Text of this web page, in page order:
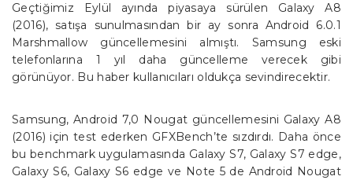
Geçtiğimiz Eylül ayında piyasaya sürülen Galaxy A8
(2016), satışa sunulmasından bir ay sonra Android 6.0.1
Marshmallow güncellemesini almıştı. Samsung eski
telefonlarına 1 yıl daha güncelleme verecek gibi
görünüyor. Bu haber kullanıcıları oldukça sevindirecektir.
Samsung, Android 7,0 Nougat güncellemesini Galaxy A8
(2016) için test ederken GFXBench’te sızdırdı. Daha önce
bu benchmark uygulamasında Galaxy S7, Galaxy S7 edge,
Galaxy S6, Galaxy S6 edge ve Note 5 de Android Nougat